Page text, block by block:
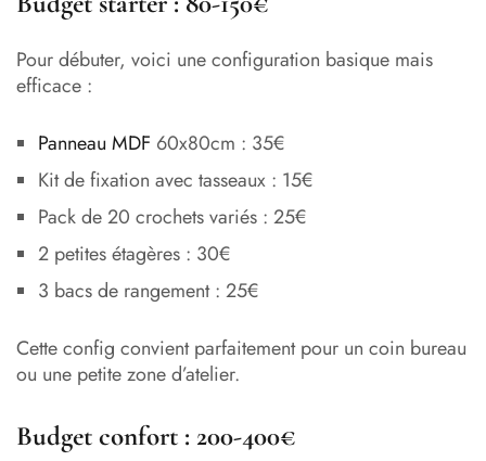
Pour débuter, voici une configuration basique mais
efficace :
Panneau MDF 60x80cm : 35€
Kit de fixation avec tasseaux : 15€
Pack de 20 crochets variés : 25€
2 petites étagères : 30€
3 bacs de rangement : 25€
Cette config convient parfaitement pour un coin bureau
ou une petite zone d’atelier.
Budget confort : 200-400€